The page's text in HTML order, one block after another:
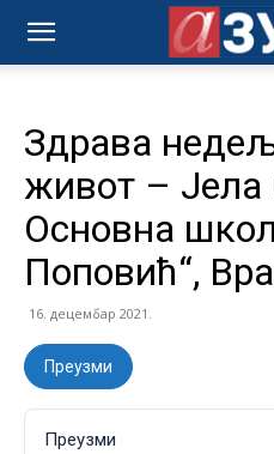
Здрава
живот – Јела
Основна
Поповић“,
16. децембар 2021.
Преузми
Преузми